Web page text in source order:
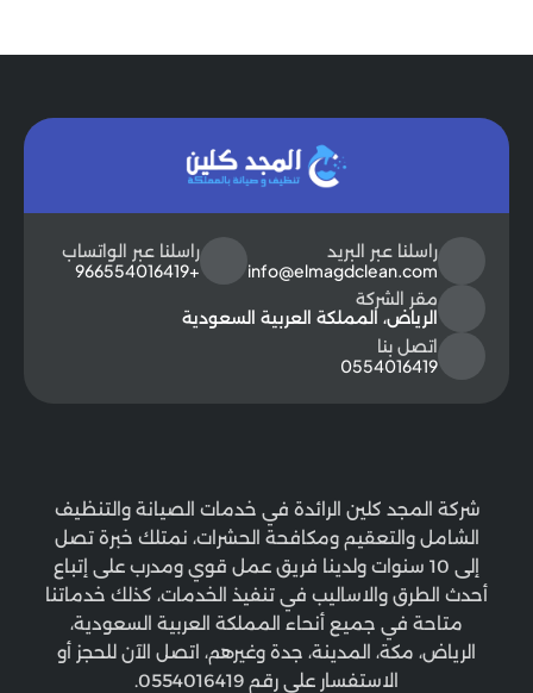
راسلنا عبر البريد
info@elmagdclean.com
راسلنا عبر الواتساب
+966554016419
مقر الشركة
الرياض، المملكة العربية السعودية
اتصل بنا
0554016419
شركة المجد كلين الرائدة في خدمات الصيانة والتنظيف
الشامل والتعقيم ومكافحة الحشرات، نمتلك خبرة تصل
إلى 10 سنوات ولدينا فريق عمل قوي ومدرب على إتباع
أحدث الطرق والاساليب في تنفيذ الخدمات، كذلك خدماتنا
متاحة في جميع أنحاء المملكة العربية السعودية،
الرياض، مكة، المدينة، جدة وغيرهم، اتصل الآن للحجز أو
الاستفسار على رقم 0554016419.